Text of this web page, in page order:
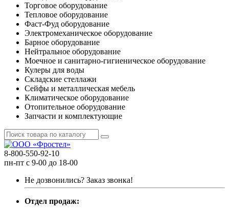
Торговое оборудование
Тепловое оборудование
Фаст-Фуд оборудование
Электромеханическое оборудование
Барное оборудование
Нейтральное оборудование
Моечное и санитарно-гигиеническое оборудование
Кулеры для воды
Складские стеллажи
Сейфы и металлическая мебель
Климатическое оборудование
Отопительное оборудование
Запчасти и комплектующие
8-800-550-92-10
пн-пт с 9-00 до 18-00
Не дозвонились? Заказ звонка!
Отдел продаж: